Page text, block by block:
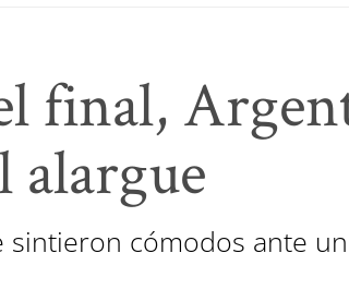
final,
alargue
sintieron cómodos ante